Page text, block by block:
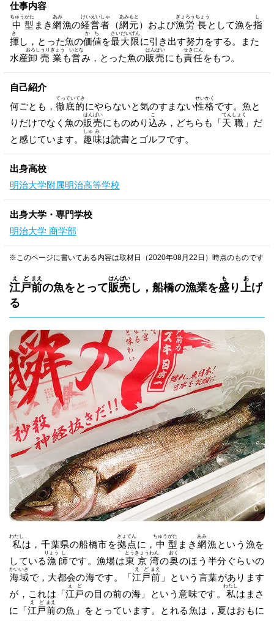
仕事内容
中
ちゅう
型
がた
まき網
あみ
漁の経
けい
営
えい
者
しゃ
（網
あみ
元
もと
）および漁
ぎょ
労
ろう
長
ちょう
として漁を指
し
揮
き
し，とった魚の価
か
値
ち
を最
さい
大
だい
限
げん
に引き出す努力をする。また
水産卸
おろし
売
うり
業
ぎょう
も営
いとな
み，とった魚の販
はん
売
ばい
にも責
せき
任
にん
をもつ。
自己紹介
何ごとも， 徹
てっ
底
てい
的
てき
にやらないと気のすまない性
せい
格
かく
です。魚と
りだけでなく魚の販
はん
売
ばい
にものめり込
こ
み，どちらも「天
てん
職
しょく
」だ
と感じています。 趣
しゅ
味
み
は読書とゴルフです。
出身高校
明治大学附属明治高等学校
出身大学・専門学校
明治大学 商学部
※このページに書いてある内容は取材日（2020年08月22日）時点のものです
江
え
戸
ど
前
まえ
の魚をとって販
はん
売
ばい
し，船橋の漁業を盛
も
り上
あ
げ
る
私
わたし
は，千葉県の船橋市を拠
きょ
点
てん
に， 中
ちゅう
型
がた
まき 網
あみ
漁という漁を
している漁
りょう
師
し
です。漁場は東
とう
京
きょう
湾
わん
の奥
おく
のほう半分ぐらいの
海
かい
域
いき
で，大都会の海です。「江
え
戸
ど
前
まえ
」という言葉があります
が，これは「江
え
戸
ど
の目の前の海」という意味です。 私
わたし
はまさ
に「江
え
戸
ど
前
まえ
の魚」をとっています。とれる魚は，夏はおもに